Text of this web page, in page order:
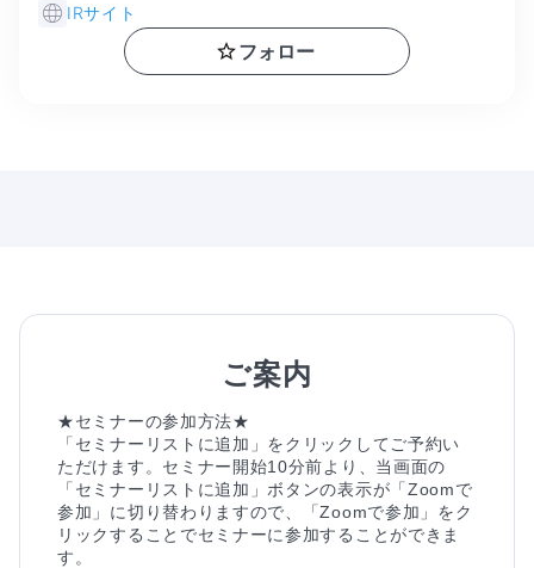
IRサイト
フォロー
ご案内
★セミナーの参加方法★
「セミナーリストに追加」をクリックしてご予約い
ただけます。セミナー開始10分前より、当画面の
「セミナーリストに追加」ボタンの表示が「Zoomで
参加」に切り替わりますので、「Zoomで参加」をク
リックすることでセミナーに参加することができま
す。